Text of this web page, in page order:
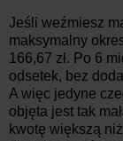
Jeśli weźmiesz
maksymalny
166,67 zł. Po 6
odsetek, bez
A więc jedyne
objęta jest tak
kwotę większą